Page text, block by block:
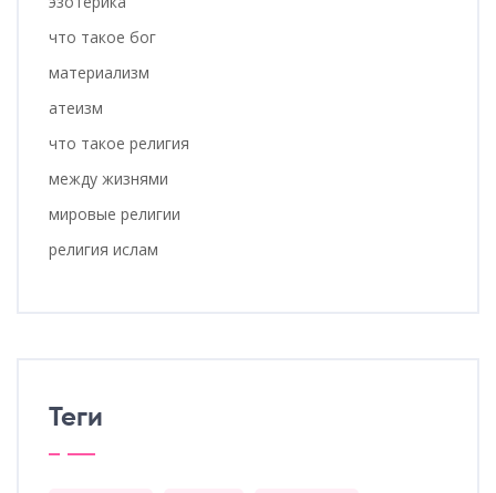
что такое бог
материализм
атеизм
что такое религия
между жизнями
мировые религии
религия ислам
Теги